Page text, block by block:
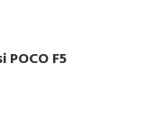
F5